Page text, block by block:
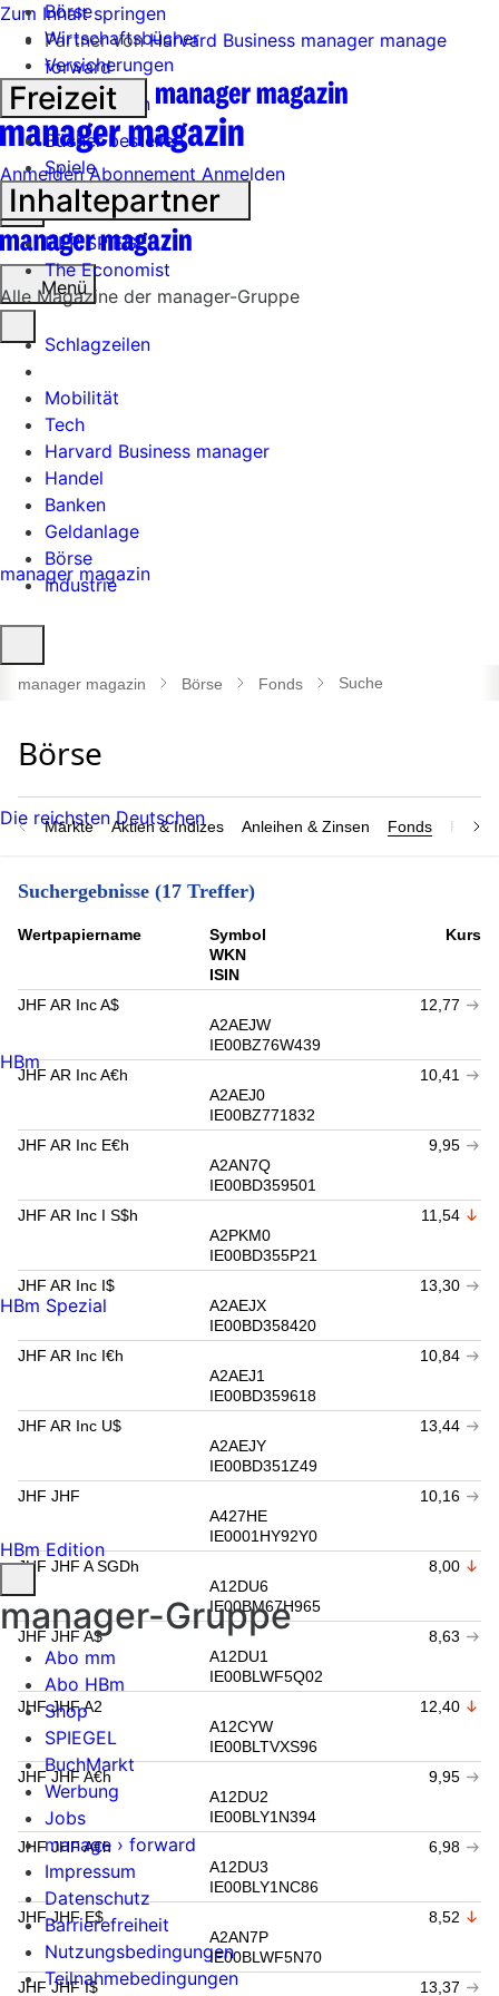
Zum Inhalt springen
Partner von Harvard Business manager manage
forward
manager magazin
Anmelden Abonnement Anmelden
Menü
öffnen
Menü
Schlagzeilen
Mobilität
Tech
Harvard Business manager
Handel
Banken
Geldanlage
Börse
Industrie
öffnen
manager magazin Börse Fonds Suche
Märkte Aktien & Indizes Anleihen & Zinsen Fonds
Suchergebnisse (17 Treffer)
Wert­papier­name
Symbol
WKN
ISIN
Kurs
JHF AR Inc A$
A2AEJW
IE00BZ76W439
12,77
JHF AR Inc A€h
A2AEJ0
IE00BZ771832
10,41
JHF AR Inc E€h
A2AN7Q
IE00BD359501
9,95
JHF AR Inc I S$h
A2PKM0
IE00BD355P21
11,54
JHF AR Inc I$
A2AEJX
IE00BD358420
13,30
JHF AR Inc I€h
A2AEJ1
IE00BD359618
10,84
JHF AR Inc U$
A2AEJY
IE00BD351Z49
13,44
JHF JHF
A427HE
IE0001HY92Y0
10,16
JHF JHF A SGDh
A12DU6
IE00BM67H965
8,00
JHF JHF A$
A12DU1
IE00BLWF5Q02
8,63
JHF JHF A2
A12CYW
IE00BLTVXS96
12,40
JHF JHF A€h
A12DU2
IE00BLY1N394
9,95
JHF JHF A€h
A12DU3
IE00BLY1NC86
6,98
JHF JHF E$
A2AN7P
IE00BLWF5N70
8,52
JHF JHF I$ 13,37
Börse
Wirtschaftsbücher
Versicherungen
Freizeit
Bücher bestellen
Spiele
Inhaltepartner
DER SPIEGEL
The Economist
Alle Magazine der manager-Gruppe
manager magazin
Die reichsten Deutschen
HBm
HBm Spezial
HBm Edition
manager-Gruppe
Abo mm
Abo HBm
Shop
SPIEGEL
BuchMarkt
Werbung
Jobs
manage › forward
Impressum
Datenschutz
Barrierefreiheit
Nutzungsbedingungen
Teilnahmebedingungen